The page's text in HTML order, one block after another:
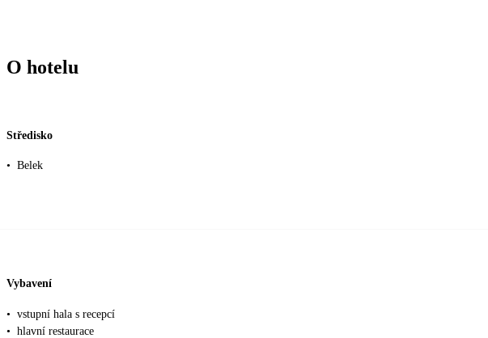
O hotelu
Středisko
• Belek
Vybavení
• vstupní hala s recepcí
• hlavní restaurace